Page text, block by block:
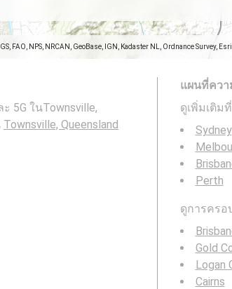
FAO, NPS, NRCAN, GeoBase, IGN, Kadaster NL, Ordnance Survey,
5G ในTownsville,
Townsville, Queensland
แผนที่คว
ดูเพิ่มเติม
Sydney
Perth
ดูการครอ
Gold
Logan
Cairns